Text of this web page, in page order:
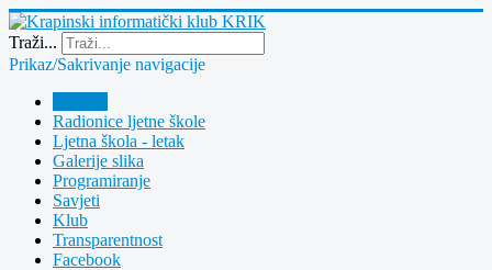
Traži...
Prikaz/Sakrivanje navigacije
Radionice ljetne škole
Ljetna škola - letak
Galerije slika
Programiranje
Savjeti
Klub
Transparentnost
Facebook
Year
Month
Year
Month